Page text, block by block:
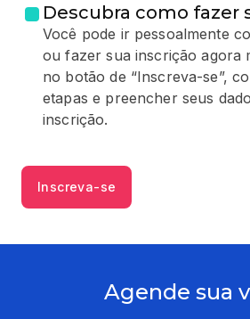
Descubra como fazer
Você pode ir pessoalmente
ou fazer sua inscrição agora
no botão de “Inscreva-se”,
etapas e preencher seus
inscrição.
Inscreva-se
Agende sua